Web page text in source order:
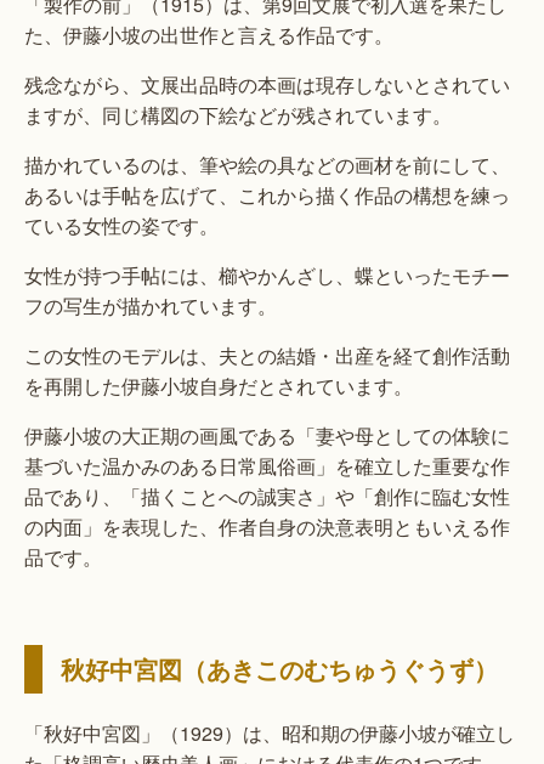
た、伊藤小坡の出世作と言える作品です。
残念ながら、文展出品時の本画は現存しないとされてい
ますが、同じ構図の下絵などが残されています。
描かれているのは、筆や絵の具などの画材を前にして、
あるいは手帖を広げて、これから描く作品の構想を練っ
ている女性の姿です。
女性が持つ手帖には、櫛やかんざし、蝶といったモチー
フの写生が描かれています。
この女性のモデルは、夫との結婚・出産を経て創作活動
を再開した伊藤小坡自身だとされています。
伊藤小坡の大正期の画風である「妻や母としての体験に
基づいた温かみのある日常風俗画」を確立した重要な作
品であり、「描くことへの誠実さ」や「創作に臨む女性
の内面」を表現した、作者自身の決意表明ともいえる作
品です。
秋好中宮図（あきこのむちゅうぐうず）
「秋好中宮図」（1929）は、昭和期の伊藤小坡が確立し